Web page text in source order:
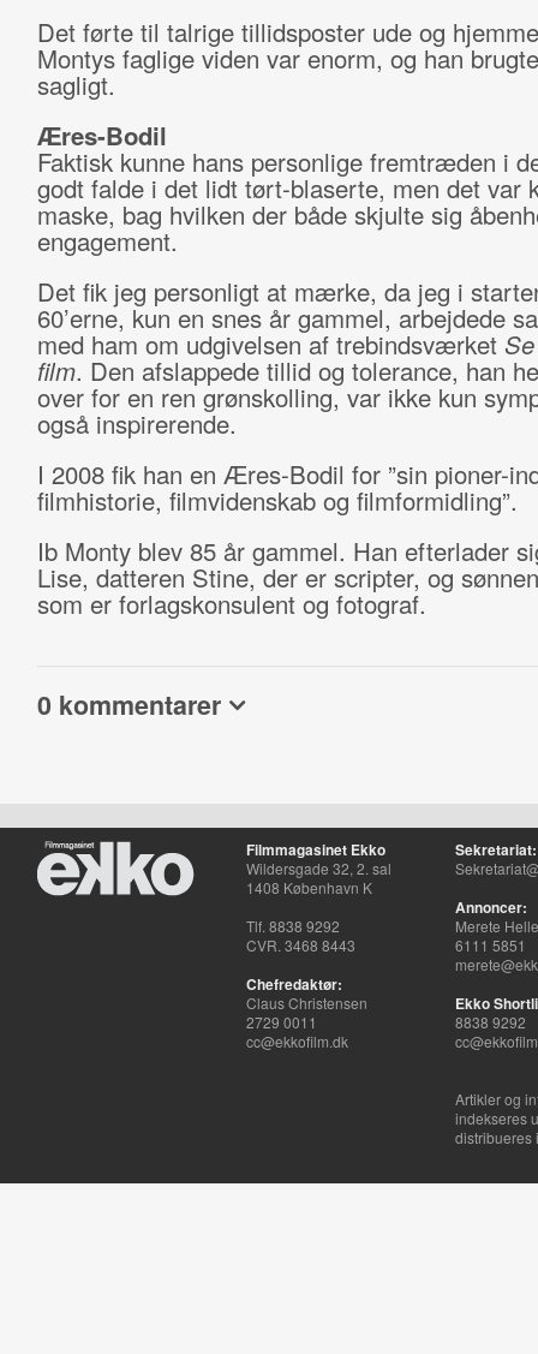
Det førte til talrige tillidsposter ude og
Montys faglige viden var enorm, og han
sagligt.
Æres-Bodil
Faktisk kunne hans personlige fremtræden i
godt falde i det lidt tørt-blaserte, men det var
maske, bag hvilken der både skjulte sig
engagement.
Det fik jeg personligt at mærke, da jeg i
60’erne, kun en snes år gammel, arbejdede
med ham om udgivelsen af trebindsværket
film. Den afslappede tillid og tolerance, han
over for en ren grønskolling, var ikke kun
også inspirerende.
I 2008 fik han en Æres-Bodil for ”sin pioner-
filmhistorie, filmvidenskab og filmformidling”.
Ib Monty blev 85 år gammel. Han efterlader
Lise, datteren Stine, der er scripter, og
som er forlagskonsulent og fotograf.
0 kommentarer
Filmmagasinet Ekko
Wildersgade 32, 2. sal
1408 København K
Tlf. 8838 9292
CVR. 3468 8443
Chefredaktør:
Claus Christensen
2729 0011
cc@ekkofilm.dk
Sekretariat:
Annoncer:
Merete
6111 5851
Ekko
8838 9292
Artikler og
indekseres
distribueres